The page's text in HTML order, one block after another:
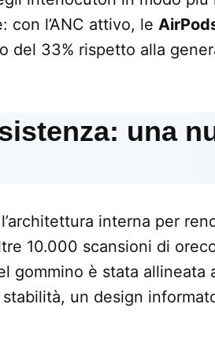
con l’ANC attivo, le
del 33% rispetto alla
una
interna per
10.000 scansioni di
gommino è stata allineata
un design